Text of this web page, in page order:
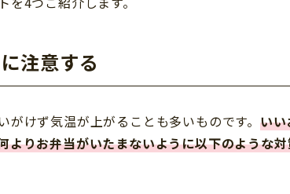
注意する
がけず気温が上がることも多いものです。 い
よりお弁当がいたまないように以下のような